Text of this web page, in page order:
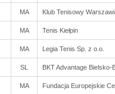
MA Klub Tenisowy
MA Tenis Kiełpin
MA Legia Tenis Sp. z o.o.
SL BKT Advantage Bielsko-
MA Fundacja Europejskie